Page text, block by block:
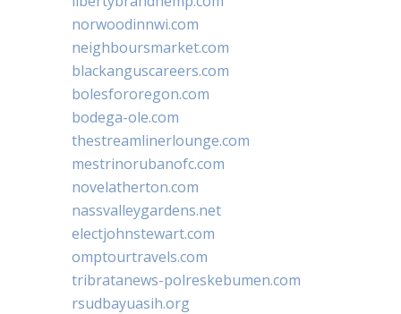
norwoodinnwi.com
neighboursmarket.com
blackanguscareers.com
bolesfororegon.com
bodega-ole.com
thestreamlinerlounge.com
mestrinorubanofc.com
novelatherton.com
nassvalleygardens.net
electjohnstewart.com
omptourtravels.com
tribratanews-polreskebumen.com
rsudbayuasih.org